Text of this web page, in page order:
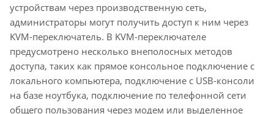
устройствам через производственную сеть,
администраторы могут получить доступ к ним через
KVM-переключатель. В KVM-переключателе
предусмотрено несколько внеполосных методов
доступа, таких как прямое консольное подключение с
локального компьютера, подключение с USB-консоли
на базе ноутбука, подключение по телефонной сети
общего пользования через модем или выделенное